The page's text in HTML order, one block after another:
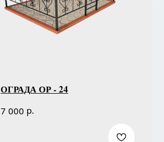
ОГРАДА ОР - 24
7 000 р.